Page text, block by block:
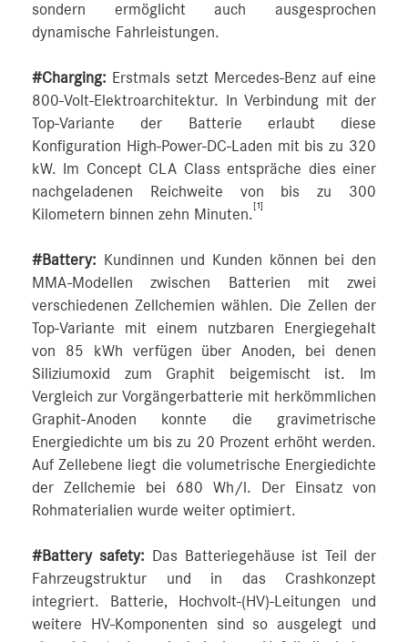
sondern ermöglicht auch ausgesprochen
dynamische Fahrleistungen.
#Charging: Erstmals setzt Mercedes-Benz auf eine
800-Volt-Elektroarchitektur. In Verbindung mit der
Top-Variante der Batterie erlaubt diese
Konfiguration High-Power-DC‑Laden mit bis zu 320
kW. Im Concept CLA Class entspräche dies einer
nachgeladenen Reichweite von bis zu 300
Kilometern binnen zehn Minuten.
[1]
#Battery:
Kundinnen und Kunden können bei den
MMA-Modellen zwischen Batterien mit zwei
verschiedenen Zellchemien wählen. Die Zellen der
Top-Variante mit einem nutzbaren Energiegehalt
von 85 kWh verfügen über Anoden, bei denen
Siliziumoxid zum Graphit beigemischt ist. Im
Vergleich zur Vorgängerbatterie mit herkömmlichen
Graphit-Anoden konnte die gravimetrische
Energiedichte um bis zu 20 Prozent erhöht werden.
Auf Zellebene liegt die volumetrische Energiedichte
der Zellchemie bei 680 Wh/l. Der Einsatz von
Rohmaterialien wurde weiter optimiert.
#Battery safety:
Das Batteriegehäuse ist Teil der
Fahrzeugstruktur und in das Crashkonzept
integriert. Batterie, Hochvolt-(HV)-Leitungen und
weitere HV-Komponenten sind so ausgelegt und